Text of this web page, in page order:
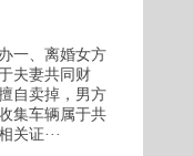
一、离婚女方
夫妻共同财
自卖掉，男方
集车辆属于共
关证···